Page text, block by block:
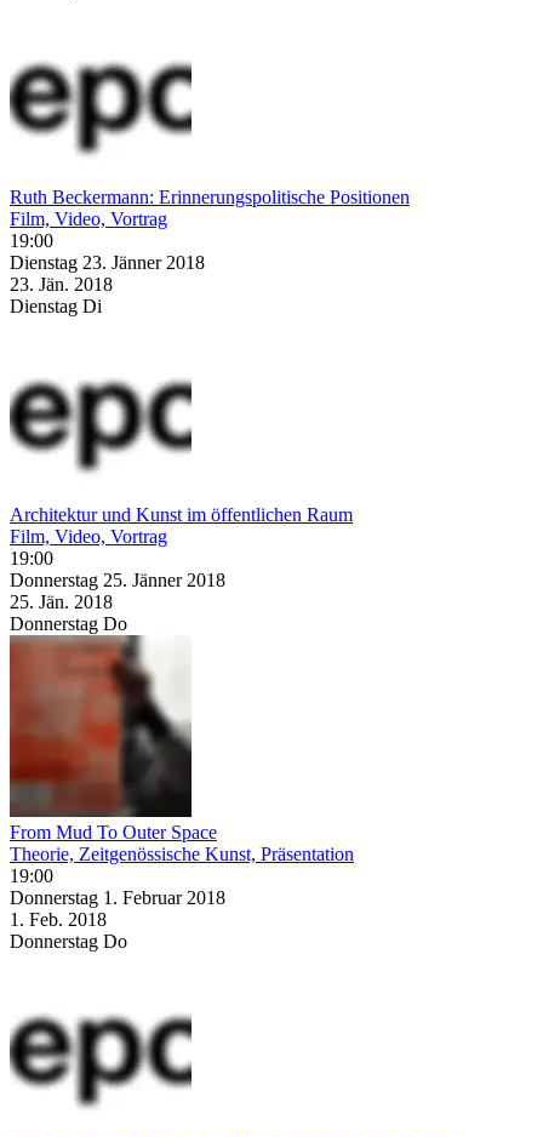
Ruth Beckermann: Erinnerungspolitische Positionen
Film, Video, Vortrag
19:00
Dienstag 23. Jänner 2018
23. Jän. 2018
Dienstag Di
Architektur und Kunst im öffentlichen Raum
Film, Video, Vortrag
19:00
Donnerstag 25. Jänner 2018
25. Jän. 2018
Donnerstag Do
From Mud To Outer Space
Theorie, Zeitgenössische Kunst, Präsentation
19:00
Donnerstag 1. Februar 2018
1. Feb. 2018
Donnerstag Do